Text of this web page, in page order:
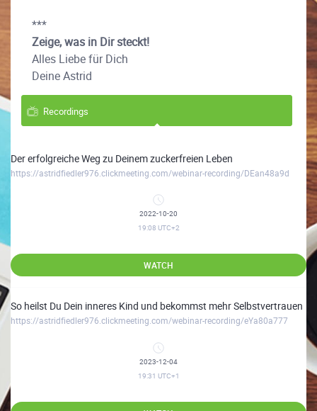
***
Zeige, was in Dir steckt!
Alles Liebe für Dich
Deine Astrid
Recordings
Der erfolgreiche Weg zu Deinem zuckerfreien Leben
https://astridfiedler976.clickmeeting.com/webinar-recording/DEan48a9d
2022-10-20
19:08 UTC+2
WATCH
So heilst Du Dein inneres Kind und bekommst mehr Selbstvertrauen
https://astridfiedler976.clickmeeting.com/webinar-recording/eYa80a777
2023-12-04
19:31 UTC+1